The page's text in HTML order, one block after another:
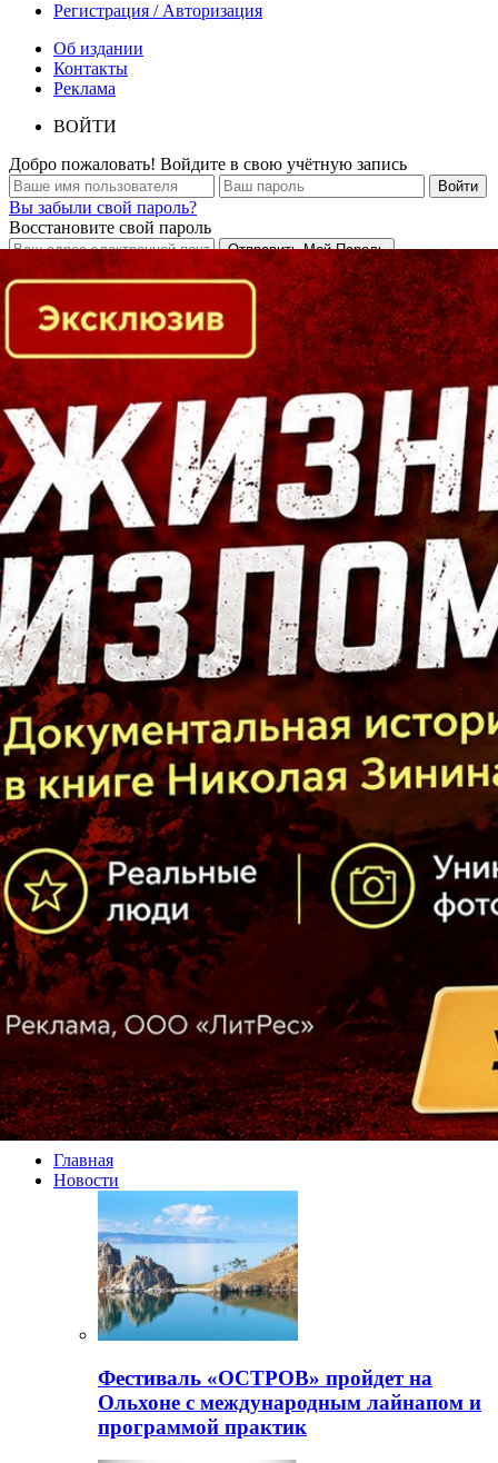
Регистрация / Авторизация
Об издании
Контакты
Реклама
ВОЙТИ
Добро пожаловать! Войдите в свою учётную запись
Вы забыли свой пароль?
Восстановите свой пароль
Кто есть кто в Байкальском регионе
Главная
Новости
Фестиваль «ОСТРОВ» пройдет на
Ольхоне с международным лайнапом и
программой практик